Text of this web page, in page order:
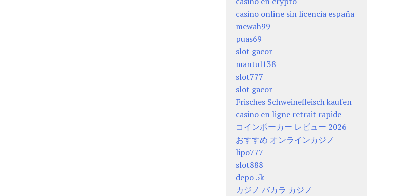
casino online sin licencia españa
mewah99
puas69
slot gacor
mantul138
slot777
slot gacor
Frisches Schweinefleisch kaufen
casino en ligne retrait rapide
コインポーカー レビュー 2026
おすすめ オンラインカジノ
lipo777
slot888
depo 5k
カジノ バカラ カジノ